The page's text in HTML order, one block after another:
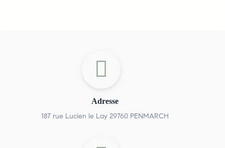
Adresse
187 rue Lucien le Lay 29760 PENMARCH